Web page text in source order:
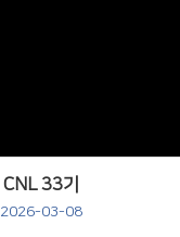
CNL 33기
2026-03-08